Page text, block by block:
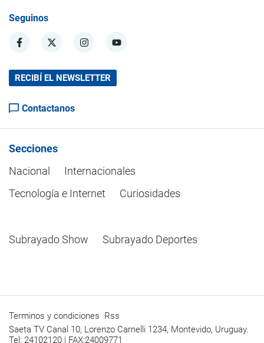
Seguinos
RECIBÍ EL NEWSLETTER
Contactanos
Secciones
Nacional
Internacionales
Tecnología e Internet
Curiosidades
Subrayado Show Subrayado Deportes
Terminos y condiciones Rss
Saeta TV Canal 10, Lorenzo Carnelli 1234, Montevido, Uruguay.
Tel: 24102120 | FAX:24009771